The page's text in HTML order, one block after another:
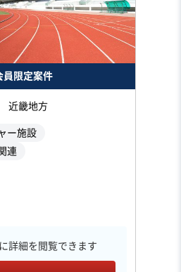
員限定案件
近畿地方
ー施設
連
詳細を閲覧できます